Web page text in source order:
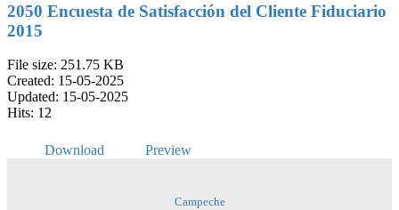
2050 Encuesta de Satisfacción del Cliente Fiduciario
2015
File size: 251.75 KB
Created: 15-05-2025
Updated: 15-05-2025
Hits: 12
Download Preview
Campeche